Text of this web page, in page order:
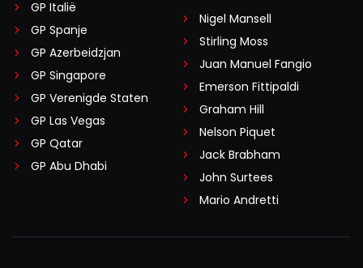
GP Italië
GP Spanje
GP Azerbeidzjan
GP Singapore
GP Verenigde Staten
GP Las Vegas
GP Qatar
GP Abu Dhabi
Nigel Mansell
Stirling Moss
Juan Manuel Fangio
Emerson Fittipaldi
Graham Hill
Nelson Piquet
Jack Brabham
John Surtees
Mario Andretti